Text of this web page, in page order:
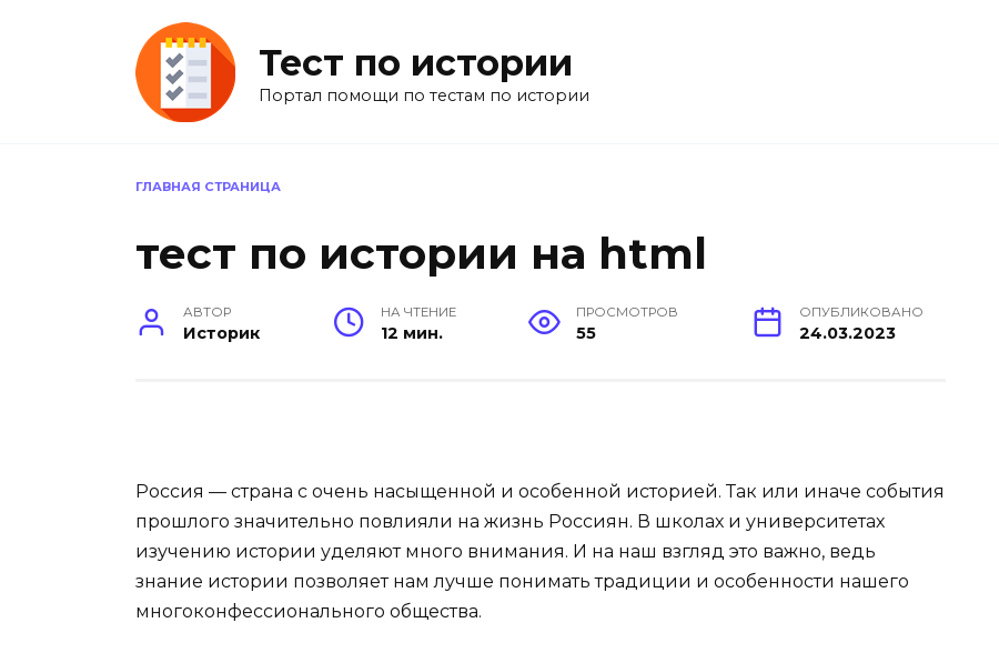
Тест по истории
Портал помощи по тестам по истории
ГЛАВНАЯ СТРАНИЦА
тест по истории на html
АВТОР
Историк
НА ЧТЕНИЕ
12 мин.
ПРОСМОТРОВ
55
ОПУБЛИКОВАНО
24.03.2023
Россия — страна с очень насыщенной и особенной историей. Так или иначе события
прошлого значительно повлияли на жизнь Россиян. В школах и университетах
изучению истории уделяют много внимания. И на наш взгляд это важно, ведь
знание истории позволяет нам лучше понимать традиции и особенности нашего
многоконфессионального общества.